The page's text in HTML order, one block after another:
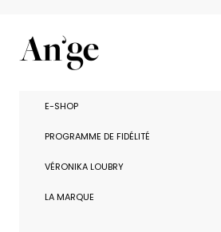
Ange Paris
E-SHOP
PROGRAMME DE FIDÉLITÉ
VÉRONIKA LOUBRY
LA MARQUE